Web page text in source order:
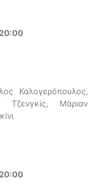
Καλογερόπουλος,
Τζενγκίς, Μάριαν